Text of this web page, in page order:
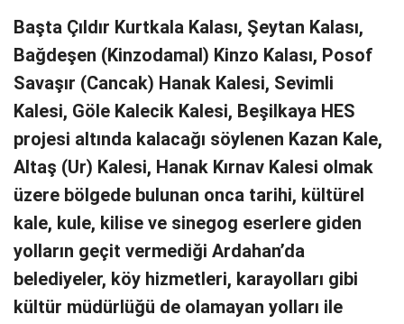
Başta Çıldır Kurtkala Kalası, Şeytan Kalası,
Bağdeşen (Kinzodamal) Kinzo Kalası, Posof
Savaşır (Cancak) Hanak Kalesi, Sevimli
Kalesi, Göle Kalecik Kalesi, Beşilkaya HES
projesi altında kalacağı söylenen Kazan Kale,
Altaş (Ur) Kalesi, Hanak Kırnav Kalesi olmak
üzere bölgede bulunan onca tarihi, kültürel
kale, kule, kilise ve sinegog eserlere giden
yolların geçit vermediği Ardahan’da
belediyeler, köy hizmetleri, karayolları gibi
kültür müdürlüğü de olamayan yolları ile